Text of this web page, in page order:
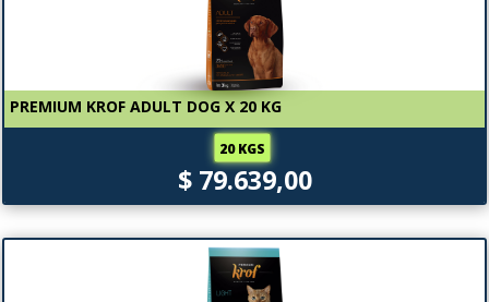
PREMIUM KROF ADULT DOG X 20 KG
20 KGS
$ 79.639,00